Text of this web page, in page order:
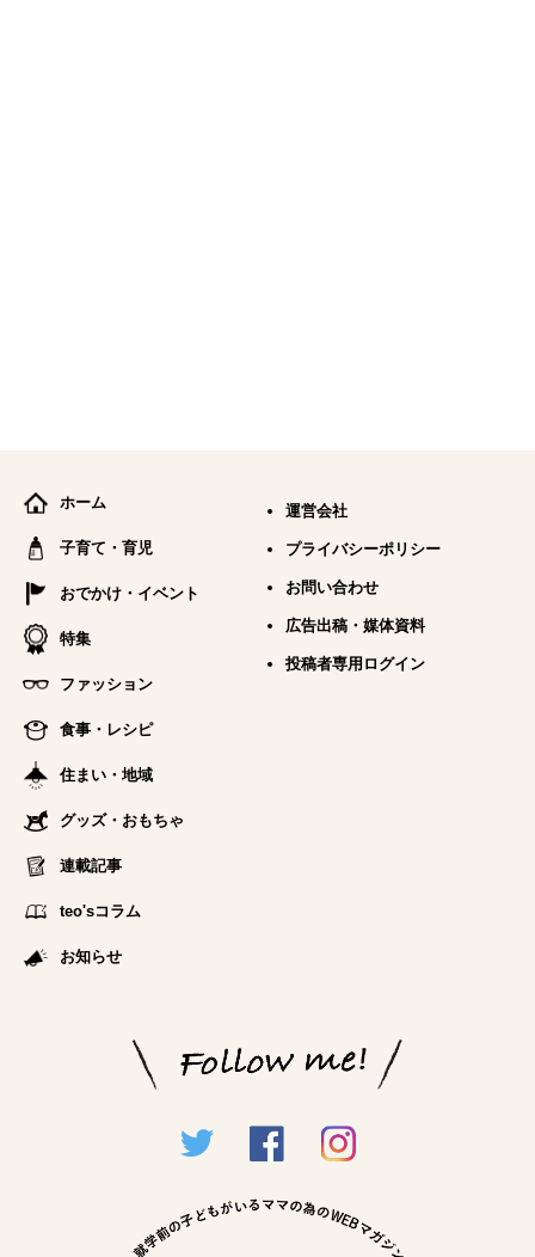
ホーム
子育て・育児
おでかけ・イベント
特集
ファッション
食事・レシピ
住まい・地域
グッズ・おもちゃ
連載記事
teo'sコラム
お知らせ
運営会社
プライバシーポリシー
お問い合わせ
広告出稿・媒体資料
投稿者専用ログイン